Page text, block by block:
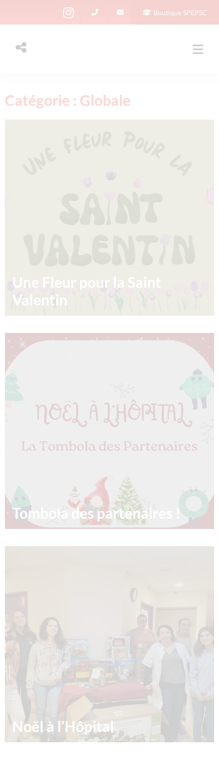
Boutique SPEPSC
Catégorie : Globale
Une Fleur pour la Saint
Valentin
de déclarer votre flamme aux gens qui comptent pour
vous. Vous pourrez commander vos fleurs du 1er
février au 11 inclus. https://corpolyp.spepsc.org/fr/
22/01/2024
Lire la suite »
Tombola des partenaires !
cadeaux Fitness park : 1 mois offert La Fromagerie de
Noël à l’Hôpital